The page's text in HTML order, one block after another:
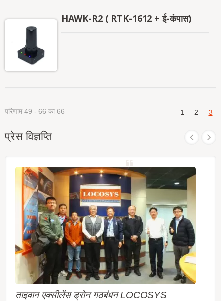
HAWK-R2 ( RTK-1612 + ई-कंपास)
परिणाम 49 - 66 का 66 1 2 3
प्रेस विज्ञप्ति
ताइवान एक्सीलेंस ड्रोन गठबंधन LOCOSYS